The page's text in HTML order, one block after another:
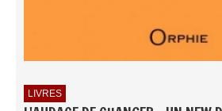
LIVRES